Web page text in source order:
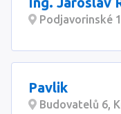
Podjavorinské
Pavlik
Budovatelů 6,